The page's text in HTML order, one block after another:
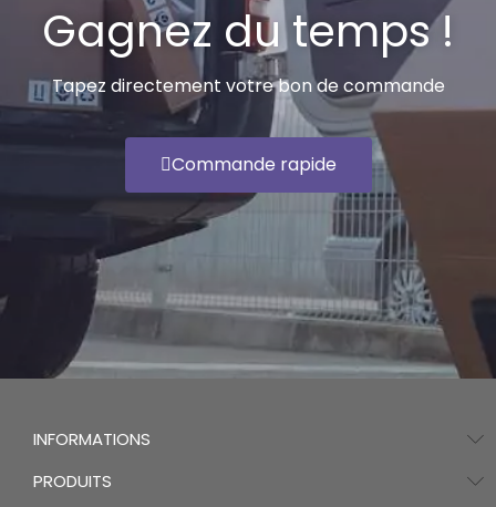
Gagnez du temps !
Tapez directement votre bon de commande
Commande rapide
INFORMATIONS
PRODUITS